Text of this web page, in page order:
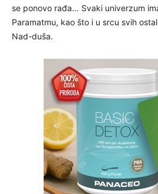
se ponovo rađa… Svaki univerzum
Paramatmu, kao što i u srcu svih
Nad-duša.